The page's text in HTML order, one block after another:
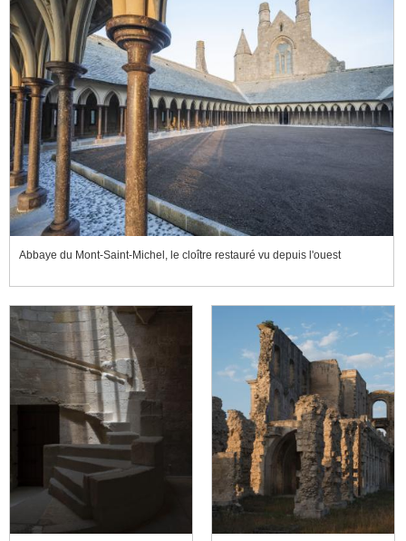
Abbaye du Mont-Saint-Michel, le cloître restauré vu depuis l'ouest